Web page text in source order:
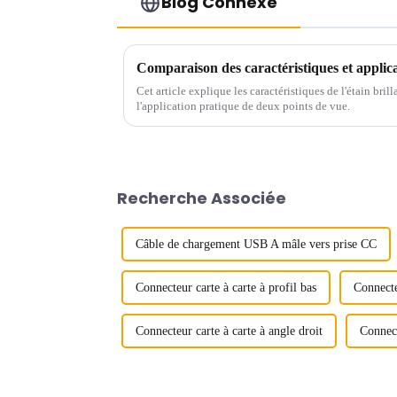
Cet article explique les caractéristiques de l'étain
l'application pratique de deux points de vue.
Recherche Associée
Câble de chargement USB A mâle vers prise CC
Connecteur carte à carte à profil bas
Connecteur carte à carte à angle droit